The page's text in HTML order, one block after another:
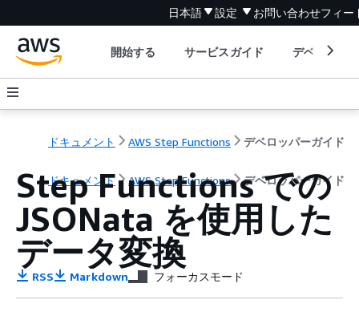
日本語 設定 お問い合わせフィー
開始する サービスガイド デベロッパ
ドキュメント AWS Step Functions デベロッパーガイド
ドキュメント AWS Step Functions デベロッパーガイド
Step Functions での
JSONata を使用した
データ変換
RSS Markdown フォーカスモード